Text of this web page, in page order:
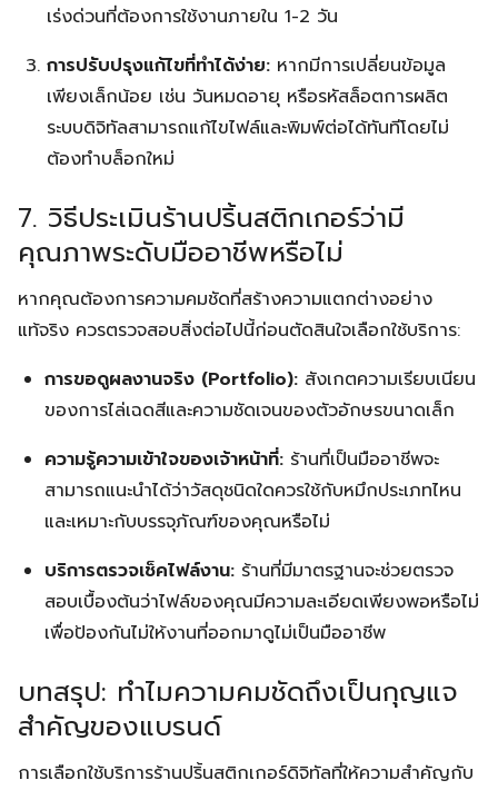
เร่งด่วนที่ต้องการใช้งานภายใน 1-2 วัน
การปรับปรุงแก้ไขที่ทำได้ง่าย:หากมีการเปลี่ยนข้อมูล
เพียงเล็กน้อย เช่น วันหมดอายุ หรือรหัสล็อตการผลิต
ระบบดิจิทัลสามารถแก้ไขไฟล์และพิมพ์ต่อได้ทันทีโดยไม่
ต้องทำบล็อกใหม่
7. วิธีประเมินร้านปริ้นสติกเกอร์ว่ามี
คุณภาพระดับมืออาชีพหรือไม่
หากคุณต้องการความคมชัดที่สร้างความแตกต่างอย่าง
แท้จริง ควรตรวจสอบสิ่งต่อไปนี้ก่อนตัดสินใจเลือกใช้บริการ:
การขอดูผลงานจริง (Portfolio): สังเกตความเรียบเนียน
ของการไล่เฉดสีและความชัดเจนของตัวอักษรขนาดเล็ก
ความรู้ความเข้าใจของเจ้าหน้าที่: ร้านที่เป็นมืออาชีพจะ
สามารถแนะนำได้ว่าวัสดุชนิดใดควรใช้กับหมึกประเภทไหน
และเหมาะกับบรรจุภัณฑ์ของคุณหรือไม่
บริการตรวจเช็คไฟล์งาน: ร้านที่มีมาตรฐานจะช่วยตรวจ
สอบเบื้องต้นว่าไฟล์ของคุณมีความละเอียดเพียงพอหรือไม่
เพื่อป้องกันไม่ให้งานที่ออกมาดูไม่เป็นมืออาชีพ
บทสรุป: ทำไมความคมชัดถึงเป็นกุญแจ
สำคัญของแบรนด์
การเลือกใช้บริการร้านปริ้นสติกเกอร์ดิจิทัลที่ให้ความสำคัญกับ